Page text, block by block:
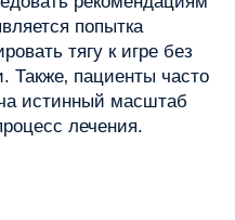
попытка
тягу к игре без
пациенты часто
истинный масштаб
лечения.